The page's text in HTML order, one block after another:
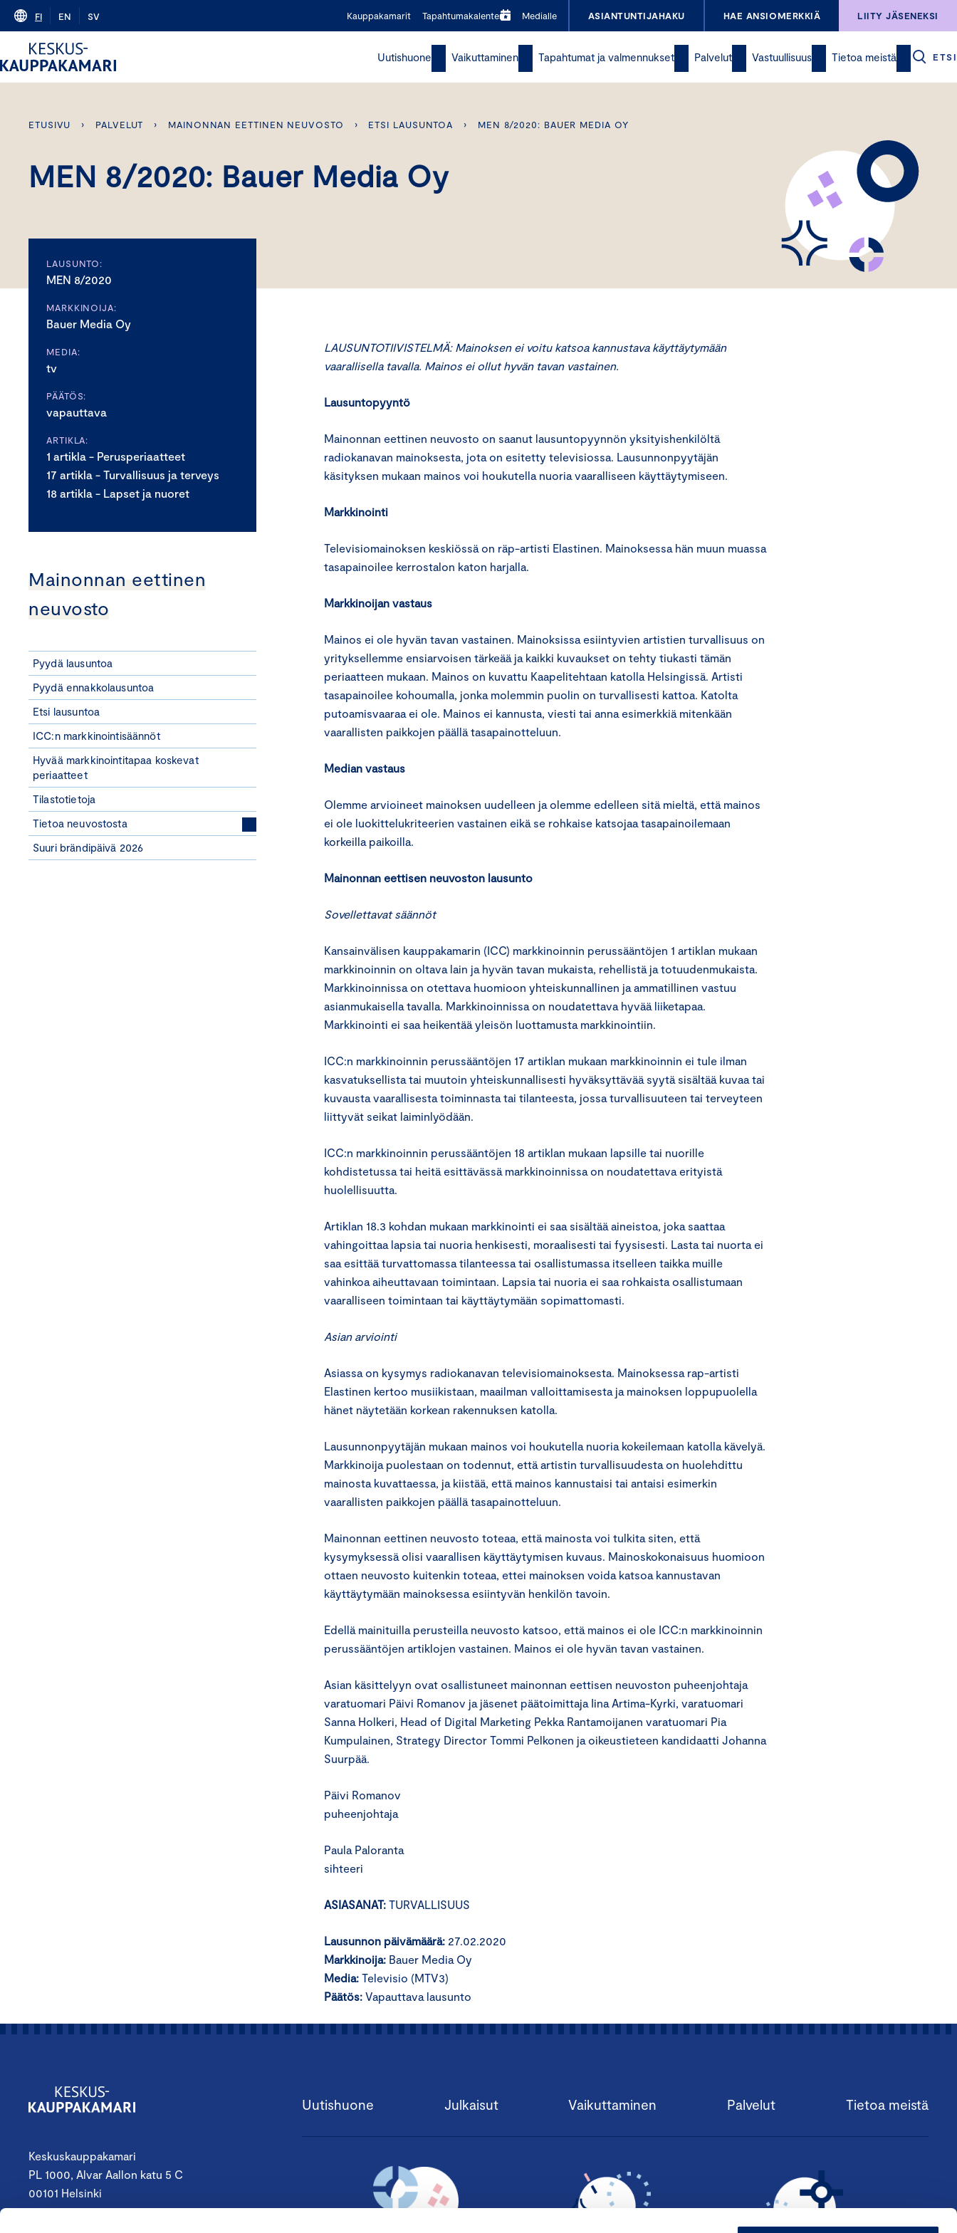
Skip
content
FI EN SV Kauppakamarit Tapahtumakalenteri Medialle ASIANTUNTIJAHAKU HAE ANSIOMERKKIÄ LIITY JÄSENEKSI
Uutishuone Vaikuttaminen Tapahtumat ja valmennukset Palvelut Vastuullisuus Tietoa meistä ETSI
ETUSIVU › PALVELUT › MAINONNAN EETTINEN NEUVOSTO › ETSI LAUSUNTOA › MEN 8/2020: BAUER MEDIA OY
MEN 8/2020: Bauer Media Oy
LAUSUNTO:
MEN 8/2020
MARKKINOIJA:
Bauer Media Oy
MEDIA:
tv
PÄÄTÖS:
vapauttava
ARTIKLA:
1 artikla - Perusperiaatteet
17 artikla - Turvallisuus ja terveys
18 artikla - Lapset ja nuoret
Mainonnan eettinen
neuvosto
Pyydä lausuntoa
Pyydä ennakkolausuntoa
Etsi lausuntoa
ICC:n markkinointisäännöt
Hyvää markkinointitapaa koskevat
periaatteet
Tilastotietoja
Tietoa neuvostosta
Suuri brändipäivä 2026
LAUSUNTOTIIVISTELMÄ: Mainoksen ei voitu katsoa kannustava käyttäytymään
vaarallisella tavalla. Mainos ei ollut hyvän tavan vastainen.
Lausuntopyyntö
Mainonnan eettinen neuvosto on saanut lausuntopyynnön yksityishenkilöltä
radiokanavan mainoksesta, jota on esitetty televisiossa. Lausunnonpyytäjän
käsityksen mukaan mainos voi houkutella nuoria vaaralliseen käyttäytymiseen.
Markkinointi
Televisiomainoksen keskiössä on räp-artisti Elastinen. Mainoksessa hän muun muassa
tasapainoilee kerrostalon katon harjalla.
Markkinoijan vastaus
Mainos ei ole hyvän tavan vastainen. Mainoksissa esiintyvien artistien turvallisuus on
yrityksellemme ensiarvoisen tärkeää ja kaikki kuvaukset on tehty tiukasti tämän
periaatteen mukaan. Mainos on kuvattu Kaapelitehtaan katolla Helsingissä. Artisti
tasapainoilee kohoumalla, jonka molemmin puolin on turvallisesti kattoa. Katolta
putoamisvaaraa ei ole. Mainos ei kannusta, viesti tai anna esimerkkiä mitenkään
vaarallisten paikkojen päällä tasapainotteluun.
Median vastaus
Olemme arvioineet mainoksen uudelleen ja olemme edelleen sitä mieltä, että mainos
ei ole luokittelukriteerien vastainen eikä se rohkaise katsojaa tasapainoilemaan
korkeilla paikoilla.
Mainonnan eettisen neuvoston lausunto
Sovellettavat säännöt
Kansainvälisen kauppakamarin (ICC) markkinoinnin perussääntöjen 1 artiklan mukaan
markkinoinnin on oltava lain ja hyvän tavan mukaista, rehellistä ja totuudenmukaista.
Markkinoinnissa on otettava huomioon yhteiskunnallinen ja ammatillinen vastuu
asianmukaisella tavalla. Markkinoinnissa on noudatettava hyvää liiketapaa.
Markkinointi ei saa heikentää yleisön luottamusta markkinointiin.
ICC:n markkinoinnin perussääntöjen 17 artiklan mukaan markkinoinnin ei tule ilman
kasvatuksellista tai muutoin yhteiskunnallisesti hyväksyttävää syytä sisältää kuvaa tai
kuvausta vaarallisesta toiminnasta tai tilanteesta, jossa turvallisuuteen tai terveyteen
liittyvät seikat laiminlyödään.
ICC:n markkinoinnin perussääntöjen 18 artiklan mukaan lapsille tai nuorille
kohdistetussa tai heitä esittävässä markkinoinnissa on noudatettava erityistä
huolellisuutta.
Artiklan 18.3 kohdan mukaan markkinointi ei saa sisältää aineistoa, joka saattaa
vahingoittaa lapsia tai nuoria henkisesti, moraalisesti tai fyysisesti. Lasta tai nuorta ei
saa esittää turvattomassa tilanteessa tai osallistumassa itselleen taikka muille
vahinkoa aiheuttavaan toimintaan. Lapsia tai nuoria ei saa rohkaista osallistumaan
vaaralliseen toimintaan tai käyttäytymään sopimattomasti.
Asian arviointi
Asiassa on kysymys radiokanavan televisiomainoksesta. Mainoksessa rap-artisti
Elastinen kertoo musiikistaan, maailman valloittamisesta ja mainoksen loppupuolella
hänet näytetään korkean rakennuksen katolla.
Lausunnonpyytäjän mukaan mainos voi houkutella nuoria kokeilemaan katolla kävelyä.
Markkinoija puolestaan on todennut, että artistin turvallisuudesta on huolehdittu
mainosta kuvattaessa, ja kiistää, että mainos kannustaisi tai antaisi esimerkin
vaarallisten paikkojen päällä tasapainotteluun.
Mainonnan eettinen neuvosto toteaa, että mainosta voi tulkita siten, että
kysymyksessä olisi vaarallisen käyttäytymisen kuvaus. Mainoskokonaisuus huomioon
ottaen neuvosto kuitenkin toteaa, ettei mainoksen voida katsoa kannustavan
käyttäytymään mainoksessa esiintyvän henkilön tavoin.
Edellä mainituilla perusteilla neuvosto katsoo, että mainos ei ole ICC:n markkinoinnin
perussääntöjen artiklojen vastainen. Mainos ei ole hyvän tavan vastainen.
Asian käsittelyyn ovat osallistuneet mainonnan eettisen neuvoston puheenjohtaja
varatuomari Päivi Romanov ja jäsenet päätoimittaja Iina Artima-Kyrki, varatuomari
Sanna Holkeri, Head of Digital Marketing Pekka Rantamoijanen varatuomari Pia
Kumpulainen, Strategy Director Tommi Pelkonen ja oikeustieteen kandidaatti Johanna
Suurpää.
Päivi Romanov
puheenjohtaja
Paula Paloranta
sihteeri
ASIASANAT: TURVALLISUUS
Lausunnon päivämäärä: 27.02.2020
Markkinoija: Bauer Media Oy
Media: Televisio (MTV3)
Päätös: Vapauttava lausunto
Keskuskauppakamari
PL 1000, Alvar Aallon katu 5 C
00101 Helsinki
Uutishuone Julkaisut Vaikuttaminen Palvelut Tietoa meistä